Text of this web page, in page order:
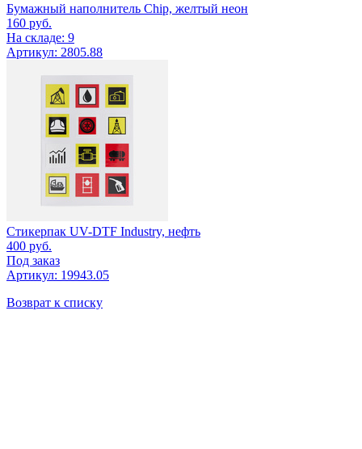
Бумажный наполнитель Chip, желтый неон
160 руб.
На складе: 9
Артикул: 2805.88
Стикерпак UV-DTF Industry, нефть
400 руб.
Под заказ
Артикул: 19943.05
Возврат к списку